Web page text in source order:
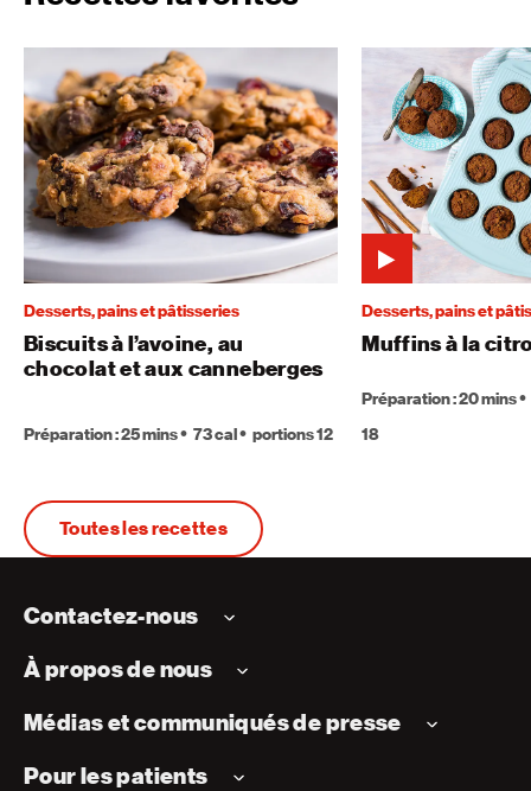
Desserts, pains et pâtisseries
Biscuits à l’avoine, au
chocolat et aux canneberges
Préparation : 25 mins 73 cal portions 12
Desserts, pains et
Muffins à la
Préparation : 20 mins
18
Toutes les recettes
Contactez-nous
À propos de nous
Médias et communiqués de presse
Pour les patients